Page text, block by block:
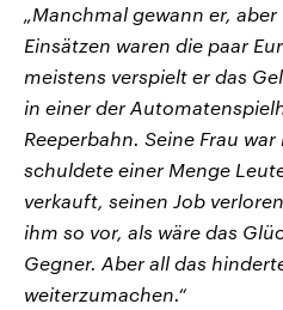
„Manchmal gewann er,
Einsätzen waren die paar
meistens verspielt er das
in einer der
Reeperbahn. Seine Frau
schuldete einer Menge
verkauft, seinen Job
ihm so vor, als wäre das
Gegner. Aber all das
weiterzumachen.“